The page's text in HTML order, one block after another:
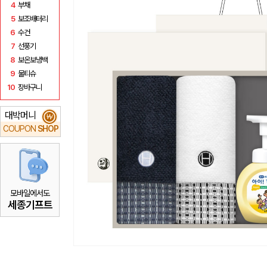
4 부채
5 보조배터리
6 수건
7 선풍기
8 보온보냉백
9 물티슈
10 장바구니
대박머니
COUPON SHOP
₩
모바일에서도
세종기프트